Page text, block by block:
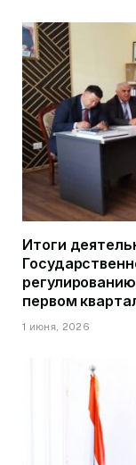
Итоги
первом
1 июня, 2026